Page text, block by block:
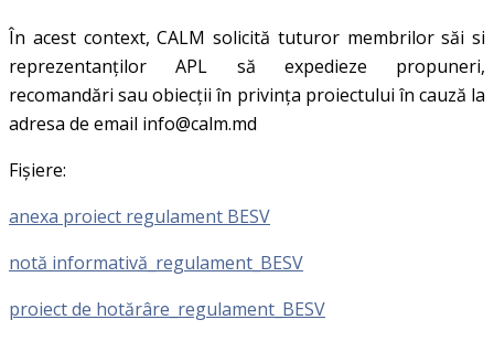
În acest context, CALM solicită tuturor membrilor săi si
reprezentanților APL să expedieze propuneri,
recomandări sau obiecții în privința proiectului în cauză la
adresa de email info@calm.md
Fișiere:
anexa proiect regulament BESV
notă informativă_regulament_BESV
proiect de hotărâre_regulament_BESV